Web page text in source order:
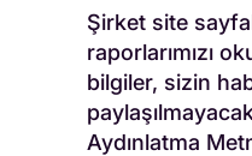
Şirket site
raporlarımızı
bilgiler, sizin
Aydınlatma